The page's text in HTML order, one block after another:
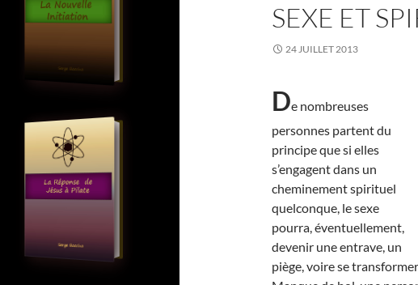
SEXE ET
24 JUILLET 2013
De nombreuses
personnes partent du
principe que si elles
s’engagent dans un
cheminement spirituel
quelconque, le sexe
pourra, éventuellement,
devenir une entrave, un
piège, voire se